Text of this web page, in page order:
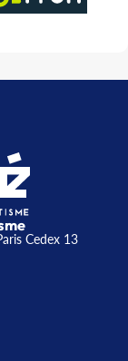
Cedex 13